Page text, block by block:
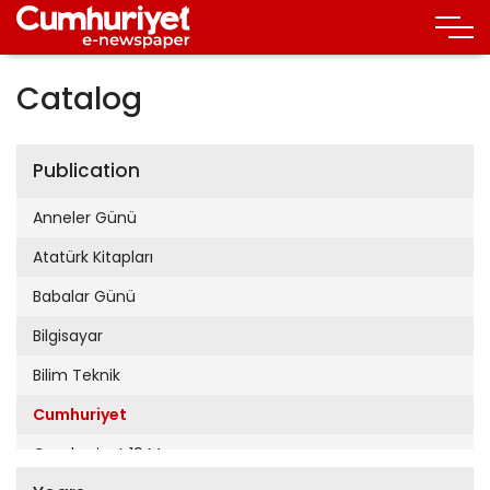
Catalog
Publication
Anneler Günü
Atatürk Kitapları
Babalar Günü
Bilgisayar
Bilim Teknik
Cumhuriyet
Cumhuriyet 19 Mayıs